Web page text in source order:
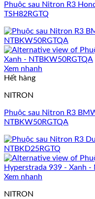
Phuộc sau Nitron R3
TSH82RGTQ
Xem nhanh
Hết hàng
NITRON
Phuộc sau Nitron R3
NTBKW50RGTQA
Xem nhanh
NITRON